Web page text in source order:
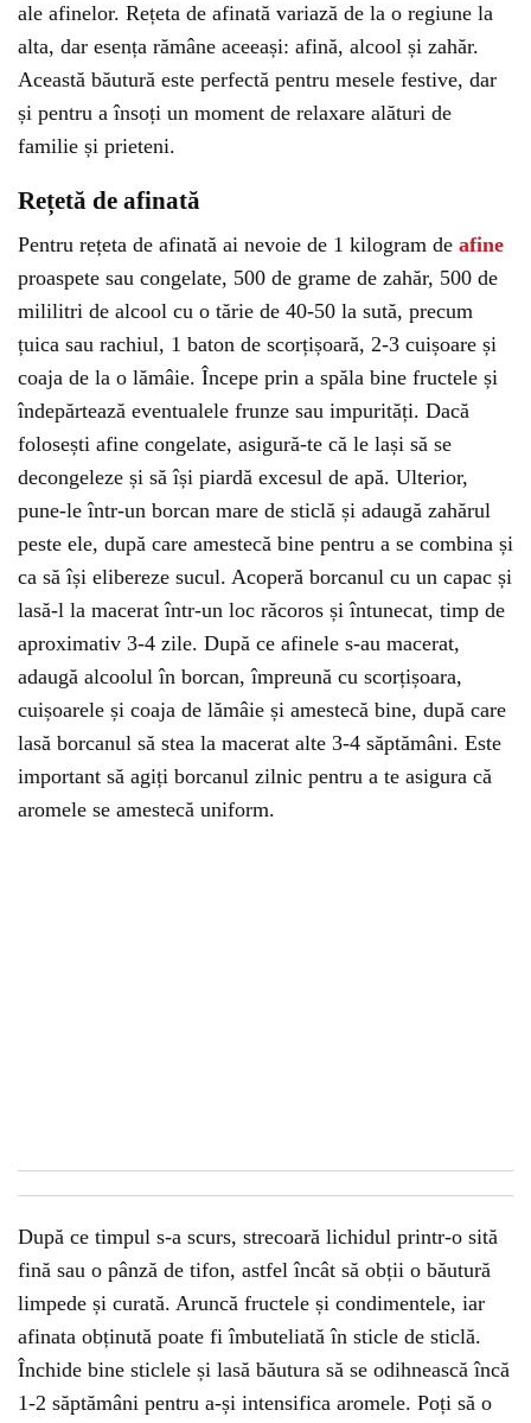
ale afinelor. Rețeta de afinată variază de la o regiune la
alta, dar esența rămâne aceeași: afină, alcool și zahăr.
Această băutură este perfectă pentru mesele festive, dar
și pentru a însoți un moment de relaxare alături de
familie și prieteni.
Rețetă de afinată
Pentru rețeta de afinată ai nevoie de 1 kilogram de afine
proaspete sau congelate, 500 de grame de zahăr, 500 de
mililitri de alcool cu o tărie de 40-50 la sută, precum
țuica sau rachiul, 1 baton de scorțișoară, 2-3 cuișoare și
coaja de la o lămâie. Începe prin a spăla bine fructele și
îndepărtează eventualele frunze sau impurități. Dacă
folosești afine congelate, asigură-te că le lași să se
decongeleze și să își piardă excesul de apă. Ulterior,
pune-le într-un borcan mare de sticlă și adaugă zahărul
peste ele, după care amestecă bine pentru a se combina și
ca să își elibereze sucul. Acoperă borcanul cu un capac și
lasă-l la macerat într-un loc răcoros și întunecat, timp de
aproximativ 3-4 zile. După ce afinele s-au macerat,
adaugă alcoolul în borcan, împreună cu scorțișoara,
cuișoarele și coaja de lămâie și amestecă bine, după care
lasă borcanul să stea la macerat alte 3-4 săptămâni. Este
important să agiți borcanul zilnic pentru a te asigura că
aromele se amestecă uniform.
După ce timpul s-a scurs, strecoară lichidul printr-o sită
fină sau o pânză de tifon, astfel încât să obții o băutură
limpede și curată. Aruncă fructele și condimentele, iar
afinata obținută poate fi îmbuteliată în sticle de sticlă.
Închide bine sticlele și lasă băutura să se odihnească încă
1-2 săptămâni pentru a-și intensifica aromele. Poți să o